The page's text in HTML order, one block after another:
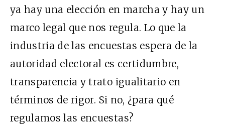
ya hay una elección en marcha y hay un
marco legal que nos regula. Lo que la
industria de las encuestas espera de la
autoridad electoral es certidumbre,
transparencia y trato igualitario en
términos de rigor. Si no, ¿para qué
regulamos las encuestas?